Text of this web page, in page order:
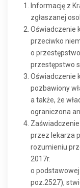
Informację z
zgłaszanej
Oświadczenie
przeciwko
o
przestępstwo
Oświadczenie
pozbawiony
a także, że
ograniczona
przez lekarza
rozumieniu
2017r.
o
poz.2527),